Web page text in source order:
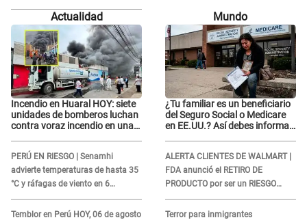
fue un accidente: Lleva collarín
Actualidad
Incendio en Huaral HOY: siete
unidades de bomberos luchan
contra voraz incendio en una
PERÚ EN RIESGO | Senamhi
advierte temperaturas de hasta 35
°C y ráfagas de viento en 6
regiones del país
Temblor en Perú HOY, 06 de agosto
Mundo
¿Tu familiar es un beneficiario
del Seguro Social o Medicare
en EE.UU.? Así debes informar
ALERTA CLIENTES DE WALMART |
FDA anunció el RETIRO DE
PRODUCTO por ser un RIESGO
MORTAL para consumidores: ¿Cuál
es?
Terror para inmigrantes